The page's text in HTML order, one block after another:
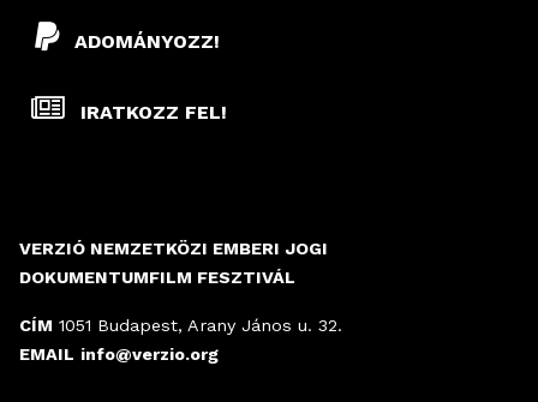
VERZIÓ NEMZETKÖZI EMBERI JOGI
DOKUMENTUMFILM FESZTIVÁL
CÍM 1051 Budapest, Arany János u. 32.
EMAIL info@verzio.org
ADOMÁNYOZZ!
IRATKOZZ FEL!